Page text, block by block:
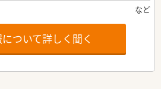
ついて詳しく聞く